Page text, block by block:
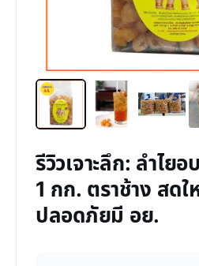
รีวิวเจาะลึก: ลำไย
1 กก. ตราช้าง สดใ
ปลอดภัยมี อย.